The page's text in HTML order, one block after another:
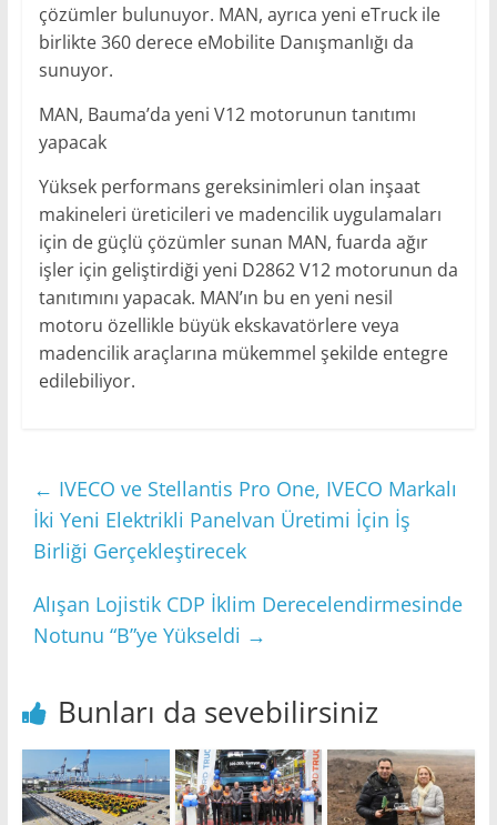
çözümler bulunuyor. MAN, ayrıca yeni eTruck ile
birlikte 360 derece eMobilite Danışmanlığı da
sunuyor.
MAN, Bauma’da yeni V12 motorunun tanıtımı
yapacak
Yüksek performans gereksinimleri olan inşaat
makineleri üreticileri ve madencilik uygulamaları
için de güçlü çözümler sunan MAN, fuarda ağır
işler için geliştirdiği yeni D2862 V12 motorunun da
tanıtımını yapacak. MAN’ın bu en yeni nesil
motoru özellikle büyük ekskavatörlere veya
madencilik araçlarına mükemmel şekilde entegre
edilebiliyor.
← IVECO ve Stellantis Pro One, IVECO Markalı
İki Yeni Elektrikli Panelvan Üretimi İçin İş
Birliği Gerçekleştirecek
Alışan Lojistik CDP İklim Derecelendirmesinde
Notunu “B”ye Yükseldi →
Bunları da sevebilirsiniz